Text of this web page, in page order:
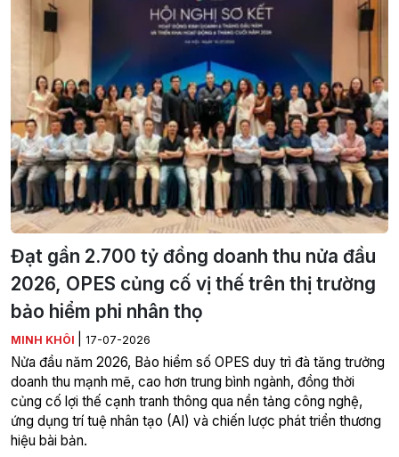
Đạt gần 2.700 tỷ đồng doanh thu nửa đầu
2026, OPES củng cố vị thế trên thị trường
bảo hiểm phi nhân thọ
MINH KHÔI 17-07-2026
Nửa đầu năm 2026, Bảo hiểm số OPES duy trì đà tăng trưởng
doanh thu mạnh mẽ, cao hơn trung bình ngành, đồng thời
củng cố lợi thế cạnh tranh thông qua nền tảng công nghệ,
ứng dụng trí tuệ nhân tạo (AI) và chiến lược phát triển thương
hiệu bài bản.